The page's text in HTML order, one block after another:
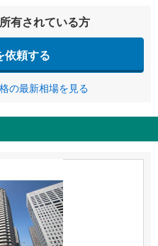
有されている方
依頼する
の最新相場を見る